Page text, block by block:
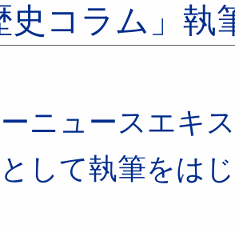
史コラム」
ニュースエキ
として執筆をは